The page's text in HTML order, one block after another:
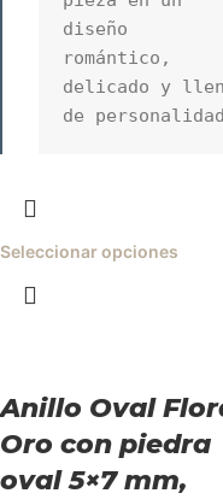
diseño
romántico,
delicado y
de
Seleccionar opciones
Anillo Oval
Oro con piedra
oval 5×7 mm,